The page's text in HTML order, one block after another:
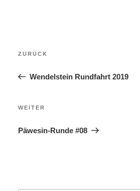
Vorheriger
ZURÜCK
Wendelstein Rundfahrt 2019
Nächster
WEITER
Päwesin-Runde #08